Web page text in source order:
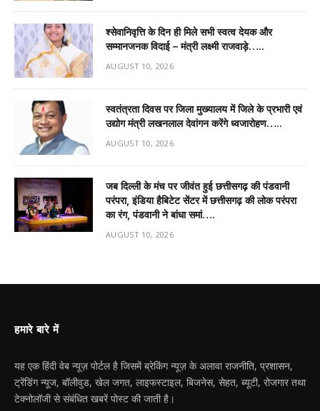
श्सेवानिवृत्ति के दिन ही मिले सभी स्वत्व देयक और
सम्मानजनक विदाई – मंत्री लक्ष्मी राजवाड़े…..
AUGUST 10, 2026
स्वतंत्रता दिवस पर जिला मुख्यालय में जिले के प्रभारी एवं
उद्योग मंत्री लखनलाल देवांगन करेंगे ध्वजारोहण…..
AUGUST 10, 2026
जब दिल्ली के मंच पर जीवंत हुई छत्तीसगढ़ की पंडवानी
परंपरा, इंडिया हैबिटेट सेंटर में छत्तीसगढ़ की लोक परंपरा
का रंग, पंडवानी ने बांधा समां….
AUGUST 10, 2026
हमारे बारे में
यह एक हिंदी वेब न्यूज़ पोर्टल है जिसमें ब्रेकिंग न्यूज़ के अलावा राजनीति, प्रशासन,
ट्रेंडिंग न्यूज, बॉलीवुड, खेल जगत, लाइफस्टाइल, बिजनेस, सेहत, ब्यूटी, रोजगार तथा
टेक्नोलॉजी से संबंधित खबरें पोस्ट की जाती है।